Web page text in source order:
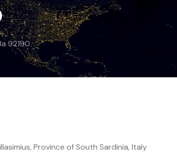
92190
Province of South Sardinia, Italy